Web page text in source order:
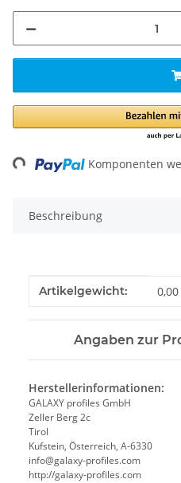
Komponenten
Beschreibung
Produkteigenschaft
Wert
Artikelgewicht: 0,00
Angaben zur
Herstellerinformationen:
GALAXY profiles GmbH
Zeller Berg 2c
Tirol
Kufstein, Österreich, A-6330
info@galaxy-profiles.com
http://galaxy-profiles.com